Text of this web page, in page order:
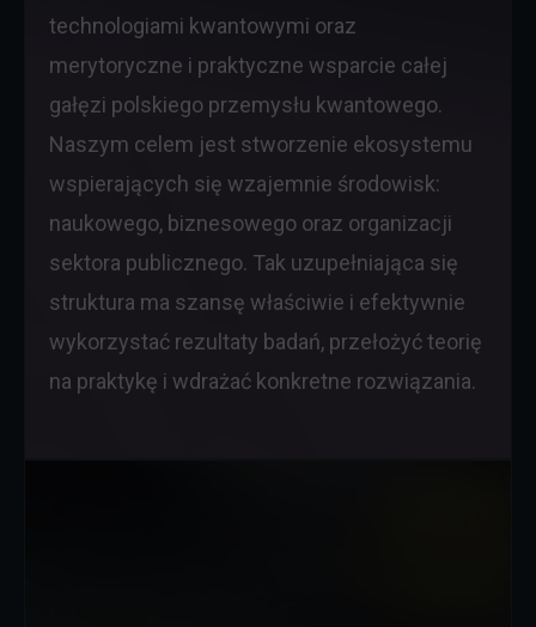
technologiami kwantowymi oraz
merytoryczne i praktyczne wsparcie całej
gałęzi polskiego przemysłu kwantowego.
Naszym celem jest stworzenie ekosystemu
wspierających się wzajemnie środowisk:
naukowego, biznesowego oraz organizacji
sektora publicznego. Tak uzupełniająca się
struktura ma szansę właściwie i efektywnie
wykorzystać rezultaty badań, przełożyć teorię
na praktykę i wdrażać konkretne rozwiązania.